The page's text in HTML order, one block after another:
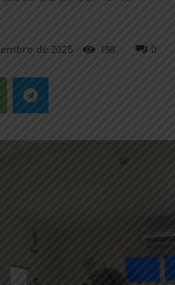
de 2025 0
198